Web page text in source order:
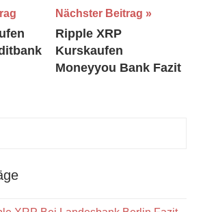
Nächster Beitrag
Ripple XRP
Kurskaufen
Moneyyou Bank Fazit